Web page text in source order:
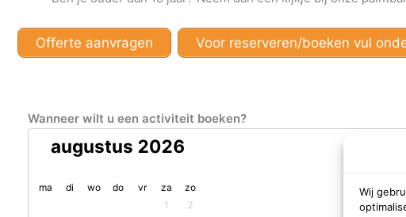
Wij
Offerte aanvragen Voor reserveren/boeken vul
Wanneer wilt u een activiteit boeken?
augustus 2026
maandag
ma dinsdag
di woensdag
wo donderdag
do vrijdag
vr zaterdag
za zondag
zo
1
2